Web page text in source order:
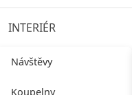
INTERIÉR
Návštěvy
Koupelny